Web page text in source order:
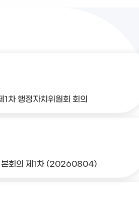
차 행정자치위원회 회의
회의 제1차 (20260804)